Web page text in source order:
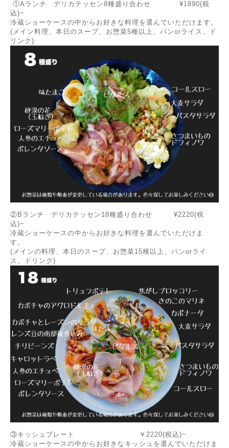
①Aランチ デリカテッセン8種盛り合わせ ¥1890(税
込)~
冷蔵ショーケースの中からお好きな料理を選んでいただけます。
(メイン料理、本日のスープ、お惣菜5種以上、パンorライス、ド
リンク)
②Bランチ デリカテッセン18種盛り合わせ ¥2220(税
込)~
冷蔵ショーケースの中からお好きな料理を選んでいただけま
す。
(メインの料理、本日のスープ、お惣菜15種以上、パンorライ
ス、ドリンク)
③キッシュプレート ￥2220(税込)~
冷蔵ショーケースの中からお好きなキッシュを選んでいただけま